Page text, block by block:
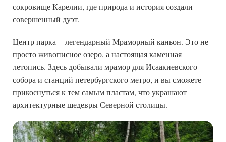
сокровище Карелии, где природа и история создали
совершенный дуэт.
Центр парка – легендарный Мраморный каньон. Это не
просто живописное озеро, а настоящая каменная
летопись. Здесь добывали мрамор для Исаакиевского
собора и станций петербургского метро, и вы сможете
прикоснуться к тем самым пластам, что украшают
архитектурные шедевры Северной столицы.